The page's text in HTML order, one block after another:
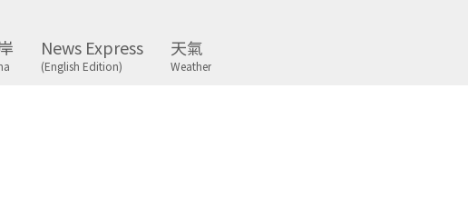
News Express
(English Edition)
天氣
Weather